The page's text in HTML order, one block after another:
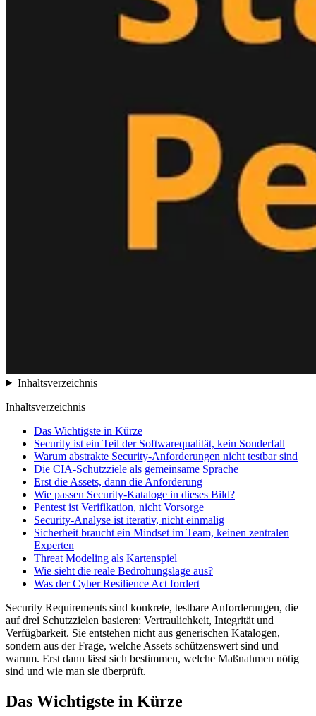
Inhaltsverzeichnis
Inhaltsverzeichnis
Das Wichtigste in Kürze
Security ist ein Teil der Softwarequalität, kein Sonderfall
Warum abstrakte Security-Anforderungen nicht testbar sind
Die CIA-Schutzziele als gemeinsame Sprache
Erst die Assets, dann die Anforderung
Wie passen Security-Kataloge in dieses Bild?
Pentest ist Verifikation, nicht Vorsorge
Security-Analyse ist iterativ, nicht einmalig
Sicherheit braucht ein Mindset im Team, keinen zentralen
Experten
Threat Modeling als Kartenspiel
Wie sieht die reale Bedrohungslage aus?
Was der Cyber Resilience Act fordert
Security Requirements sind konkrete, testbare Anforderungen, die
auf drei Schutzzielen basieren: Vertraulichkeit, Integrität und
Verfügbarkeit. Sie entstehen nicht aus generischen Katalogen,
sondern aus der Frage, welche Assets schützenswert sind und
warum. Erst dann lässt sich bestimmen, welche Maßnahmen nötig
sind und wie man sie überprüft.
Das Wichtigste in Kürze